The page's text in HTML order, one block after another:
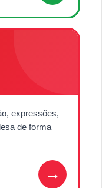
expressões,
de forma
→